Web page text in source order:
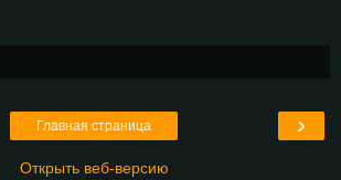
›
Главная страница
Открыть веб-версию